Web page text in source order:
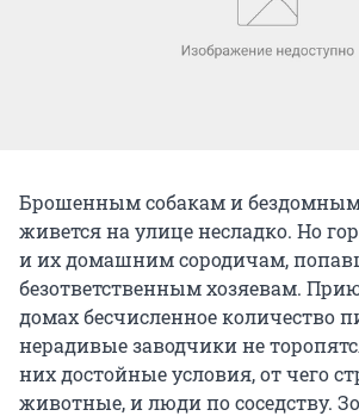
Брошенным собакам и
живется на улице несладко. Но
и их домашним сородичам,
безответственным хозяевам.
домах бесчисленное количество
нерадивые заводчики не
них достойные условия, от чего
животные, и люди по соседству.